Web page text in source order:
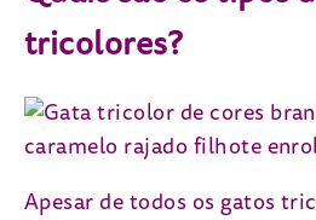
tricolores?
Apesar de todos os gatos